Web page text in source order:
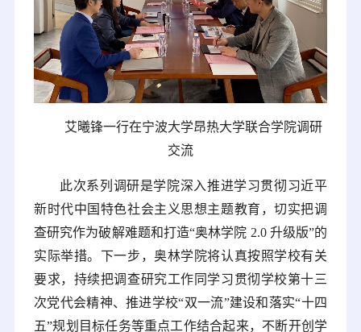
艾曦锋一行在宁波大学昂热大学联合学院调研
交流
此次系列调研是学院深入推进学习贯彻习近平
新时代中国特色社会主义思想主题教育，切实把调
查研究作为破解难题和打造“奥林学院 2.0 升级版”的
实际举措。下一步，奥林学院将认真按照学校有关
要求，持续把调查研究工作同学习贯彻学校第十三
次党代会精神、推进学校“双一流”建设和落实“十四
五”规划目标任务等重点工作结合起来，不断开创学